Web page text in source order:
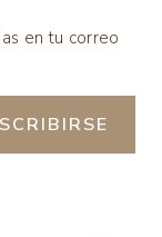
en tu correo